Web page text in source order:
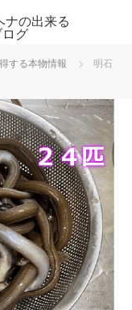
の出来る
グ
する本物情報
明石